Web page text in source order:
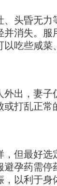
头昏无力
消失。服
吃些咸菜
出，妻子
或打乱正常
但最好选
避孕药需
以利于身